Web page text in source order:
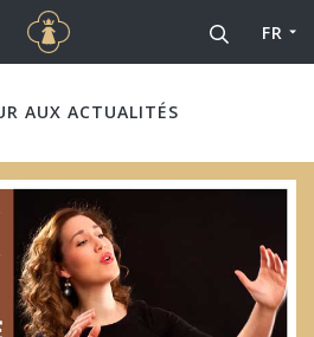
Cathédrale Notre-Dame
FR
AUX ACTUALITÉS